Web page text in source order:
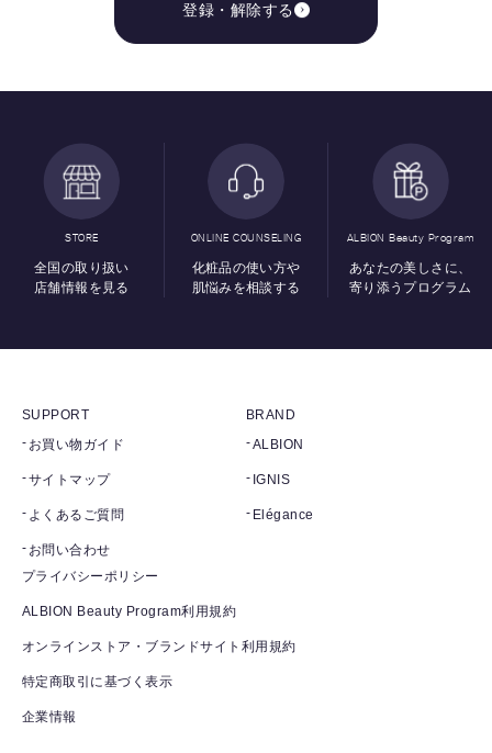
登録・解除する
STORE
全国の取り扱い
店舗情報を見る
ONLINE COUNSELING
化粧品の使い方や
肌悩みを相談する
ALBION Beauty Program
あなたの美しさに、
寄り添うプログラム
SUPPORT
お買い物ガイド
サイトマップ
よくあるご質問
お問い合わせ
BRAND
ALBION
IGNIS
Elégance
プライバシーポリシー
ALBION Beauty Program利用規約
オンラインストア・ブランドサイト利用規約
特定商取引に基づく表示
企業情報